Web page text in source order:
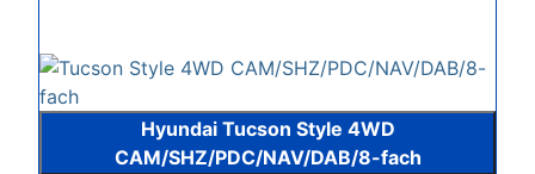
Hyundai Tucson Style 4WD
CAM/SHZ/PDC/NAV/DAB/8-fach